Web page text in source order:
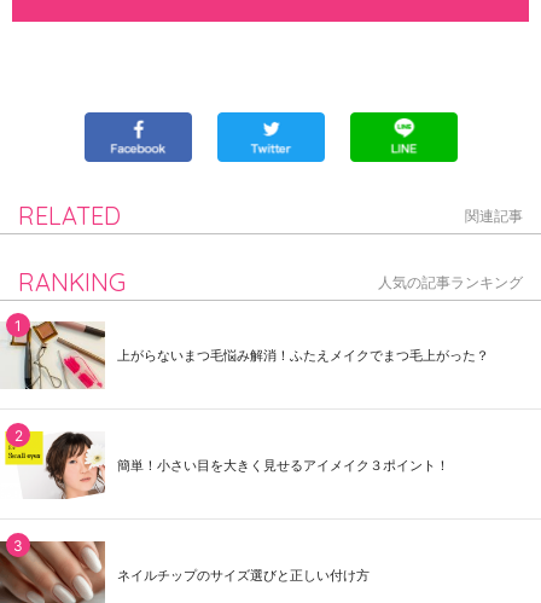
RELATED 関連記事
RANKING 人気の記事ランキング
上がらないまつ毛悩み解消！ふたえメイクでまつ毛上がった？
簡単！小さい目を大きく見せるアイメイク３ポイント！
ネイルチップのサイズ選びと正しい付け方